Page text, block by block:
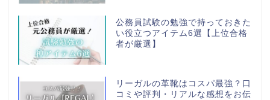
公務員試験の勉強で持っておきた
い役立つアイテム6選【上位合格
者が厳選】
リーガルの革靴はコスパ最強？口
コミや評判・リアルな感想をお伝